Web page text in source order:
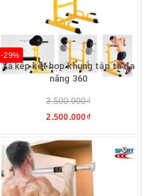
-29%
Xà kép kết hợp khung tập tạ đa
năng 360
3.500.000₫
2.500.000₫